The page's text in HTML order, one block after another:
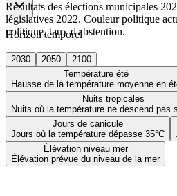
Horizon temporel
2030 2050
2100
Température été
Hausse de la température moyenne en
Nuits tropicales
Nuits où la température ne descend pas
Jours de canicule
Jours où la température dépasse 35°C
Élévation niveau mer
Élévation prévue du niveau de la mer
Résultats des élections municipales
législatives 2022. Couleur politique
politique, taux d'abstention.